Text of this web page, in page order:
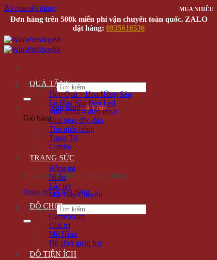
Bỏ qua nội dung
Đơn hàng trên 500k miễn phí vận chuyển toàn quốc. ZALO
đặt hàng: 0935616536
Tìm kiếm:
Giỏ hàng /0 VNĐ
Giỏ hàng
Chưa có sản phẩm trong giỏ hàng.
Quay trở lại cửa hàng
Tìm kiếm:
QUÀ TẶNG
Hộp Quà – Hoa Hồng Sáp
Lọ Hoa Sáp Đèn Led
Móc khóa – điện thoại
Quà tặng độc đáo
Thú nhồi bông
Trang Trí
Combo
TRANG SỨC
Bông tai
Nhẫn
Lắc tay
Mặt Dây Chuyền
ĐỒ CHƠI
Gameboard
Giải trí
Mô Hình
Đồ chơi quán bar
ĐỒ TIỆN ÍCH
MUA NHIỀU